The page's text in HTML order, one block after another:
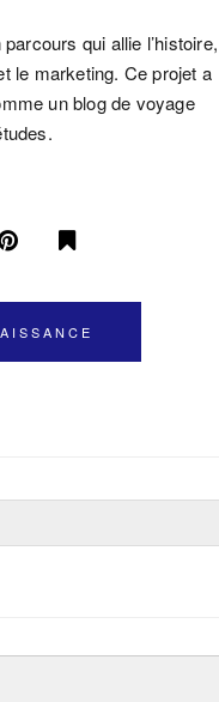
qui allie l’histoire,
le marketing. Ce projet a
un blog de voyage